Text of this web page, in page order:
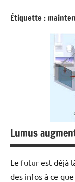
Étiquette :
Lumus
Le futur est déjà
des infos à ce